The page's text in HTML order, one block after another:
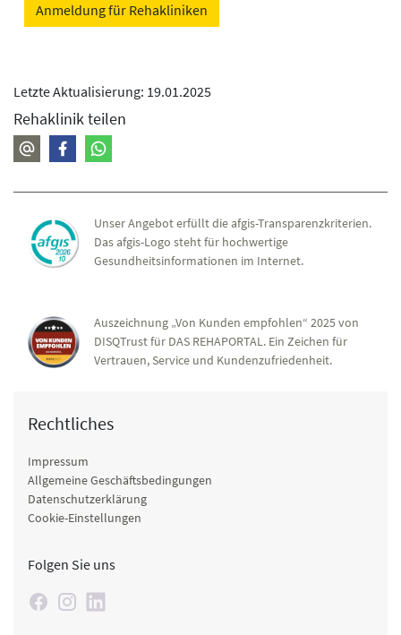
Anmeldung für Rehakliniken
Letzte Aktualisierung: 19.01.2025
Rehaklinik teilen
Unser Angebot erfüllt die afgis-Transparenzkriterien.
Das afgis-Logo steht für hochwertige
Gesundheitsinformationen im Internet.
Auszeichnung „Von Kunden empfohlen“ 2025 von
DISQTrust für DAS REHAPORTAL. Ein Zeichen für
Vertrauen, Service und Kundenzufriedenheit.
Rechtliches
Impressum
Allgemeine Geschäftsbedingungen
Datenschutzerklärung
Cookie-Einstellungen
Folgen Sie uns